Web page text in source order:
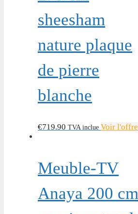
sheesham
nature plaque
de pierre
blanche
€719.90 TVA inclue Voir l'offre
Meuble-TV
Anaya 200 cm